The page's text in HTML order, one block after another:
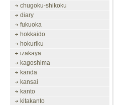
chugoku-shikoku
diary
fukuoka
hokkaido
hokuriku
izakaya
kagoshima
kanda
kansai
kanto
kitakanto